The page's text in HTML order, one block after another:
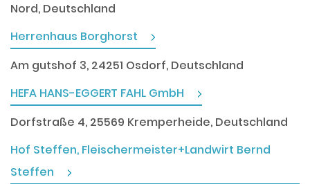
Nord, Deutschland
Herrenhaus Borghorst
Am gutshof 3, 24251 Osdorf, Deutschland
HEFA HANS-EGGERT FAHL GmbH
Dorfstraße 4, 25569 Kremperheide, Deutschland
Hof Steffen, Fleischermeister+Landwirt Bernd
Steffen